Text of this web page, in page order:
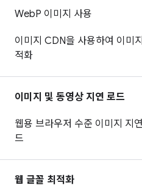
WebP 이미지 사용
이미지 CDN을 사용하여 이미
적화
이미지 및 동영상 지연 로드
웹용 브라우저 수준 이미지 지
드
웹 글꼴 최적화